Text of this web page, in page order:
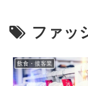
ファッ
飲食・接客業